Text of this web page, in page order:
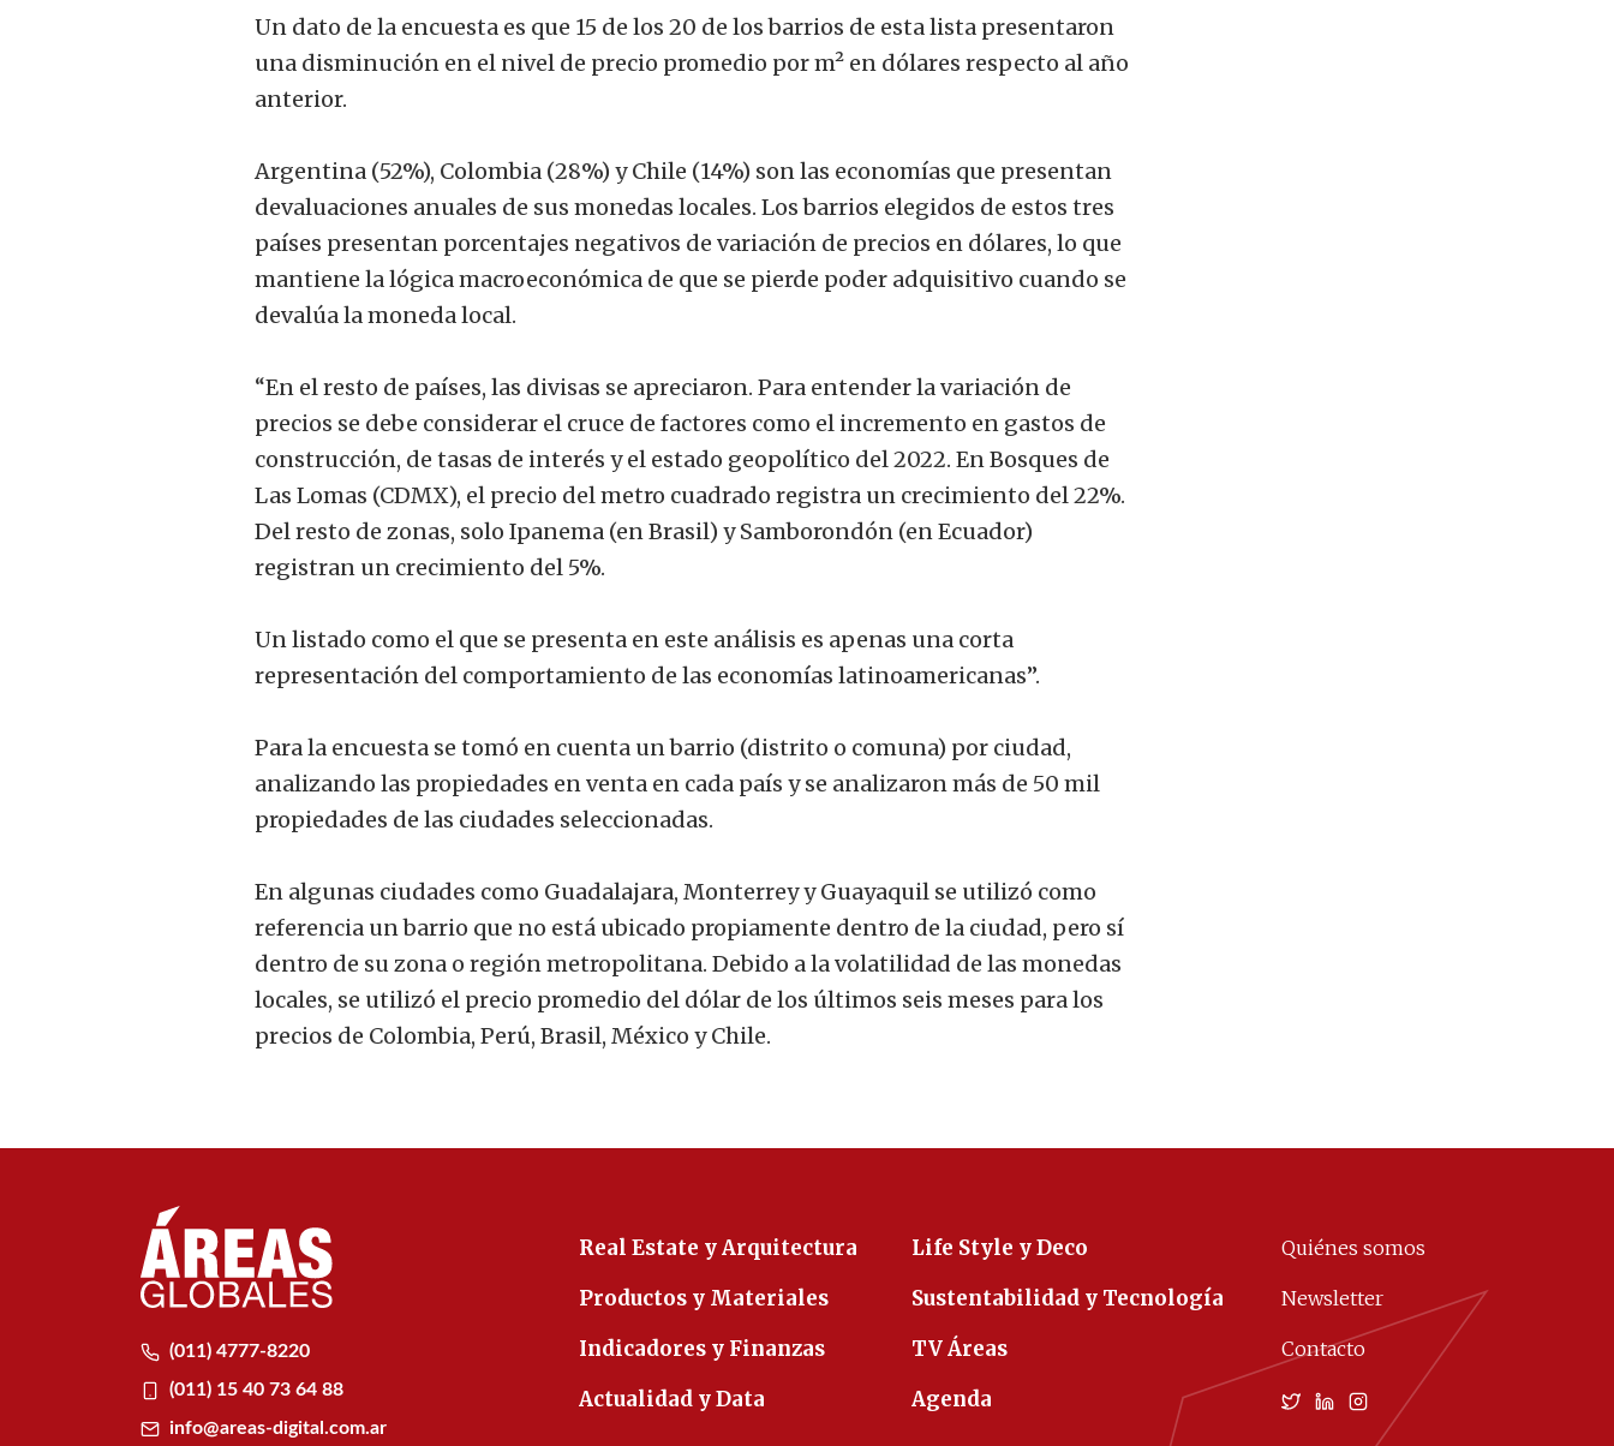
Un dato de la encuesta es que 15 de los 20 de los barrios de esta lista presentaron
una disminución en el nivel de precio promedio por m² en dólares respecto al año
anterior.
Argentina (52%), Colombia (28%) y Chile (14%) son las economías que presentan
devaluaciones anuales de sus monedas locales. Los barrios elegidos de estos tres
países presentan porcentajes negativos de variación de precios en dólares, lo que
mantiene la lógica macroeconómica de que se pierde poder adquisitivo cuando se
devalúa la moneda local.
“En el resto de países, las divisas se apreciaron. Para entender la variación de
precios se debe considerar el cruce de factores como el incremento en gastos de
construcción, de tasas de interés y el estado geopolítico del 2022. En Bosques de
Las Lomas (CDMX), el precio del metro cuadrado registra un crecimiento del 22%.
Del resto de zonas, solo Ipanema (en Brasil) y Samborondón (en Ecuador)
registran un crecimiento del 5%.
Un listado como el que se presenta en este análisis es apenas una corta
representación del comportamiento de las economías latinoamericanas”.
Para la encuesta se tomó en cuenta un barrio (distrito o comuna) por ciudad,
analizando las propiedades en venta en cada país y se analizaron más de 50 mil
propiedades de las ciudades seleccionadas.
En algunas ciudades como Guadalajara, Monterrey y Guayaquil se utilizó como
referencia un barrio que no está ubicado propiamente dentro de la ciudad, pero sí
dentro de su zona o región metropolitana. Debido a la volatilidad de las monedas
locales, se utilizó el precio promedio del dólar de los últimos seis meses para los
precios de Colombia, Perú, Brasil, México y Chile.
(011) 4777-8220
(011) 15 40 73 64 88
info@areas-digital.com.ar
Real Estate y Arquitectura
Productos y Materiales
Indicadores y Finanzas
Actualidad y Data
Life Style y Deco
Sustentabilidad y Tecnología
TV Áreas
Agenda
Quiénes somos
Newsletter
Contacto